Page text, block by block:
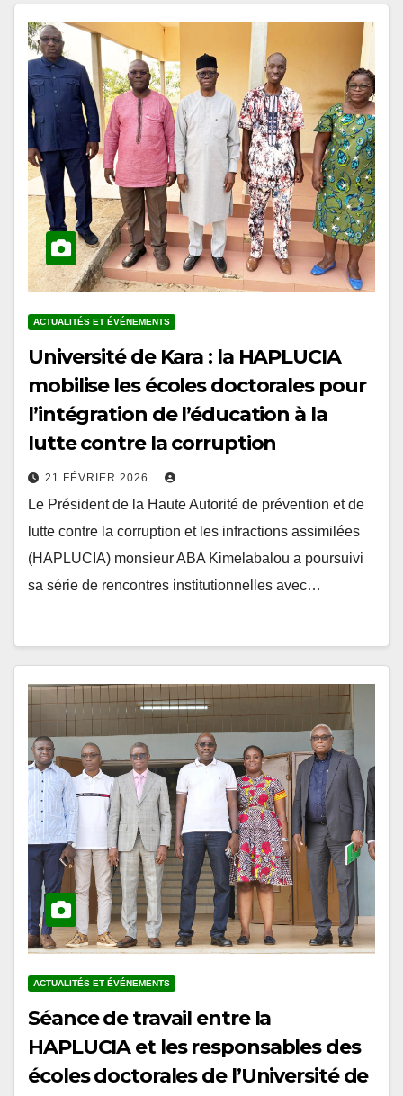
ACTUALITÉS ET ÉVÉNEMENTS
Université de Kara : la HAPLUCIA
mobilise les écoles doctorales pour
l’intégration de l’éducation à la
lutte contre la corruption
21 FÉVRIER 2026
Le Président de la Haute Autorité de prévention et de
lutte contre la corruption et les infractions assimilées
(HAPLUCIA) monsieur ABA Kimelabalou a poursuivi
sa série de rencontres institutionnelles avec…
ACTUALITÉS ET ÉVÉNEMENTS
Séance de travail entre la
HAPLUCIA et les responsables des
écoles doctorales de l’Université de